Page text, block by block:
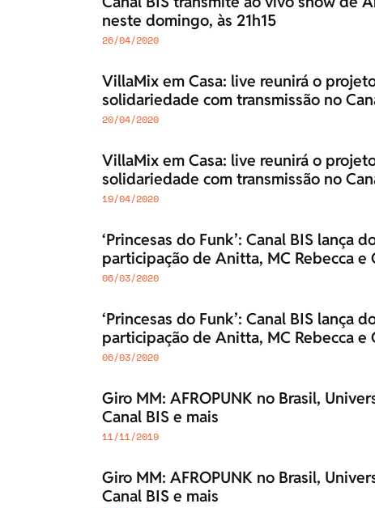
neste domingo, às 21h15
26/04/2020
VillaMix em Casa: live reunirá o
solidariedade com transmissão no
20/04/2020
VillaMix em Casa: live reunirá o
solidariedade com transmissão no
19/04/2020
‘Princesas do Funk’: Canal BIS lança
participação de Anitta, MC Rebecca e
06/03/2020
‘Princesas do Funk’: Canal BIS lança
participação de Anitta, MC Rebecca e
06/03/2020
Giro MM: AFROPUNK no Brasil,
Canal BIS e mais
11/11/2019
Giro MM: AFROPUNK no Brasil,
Canal BIS e mais